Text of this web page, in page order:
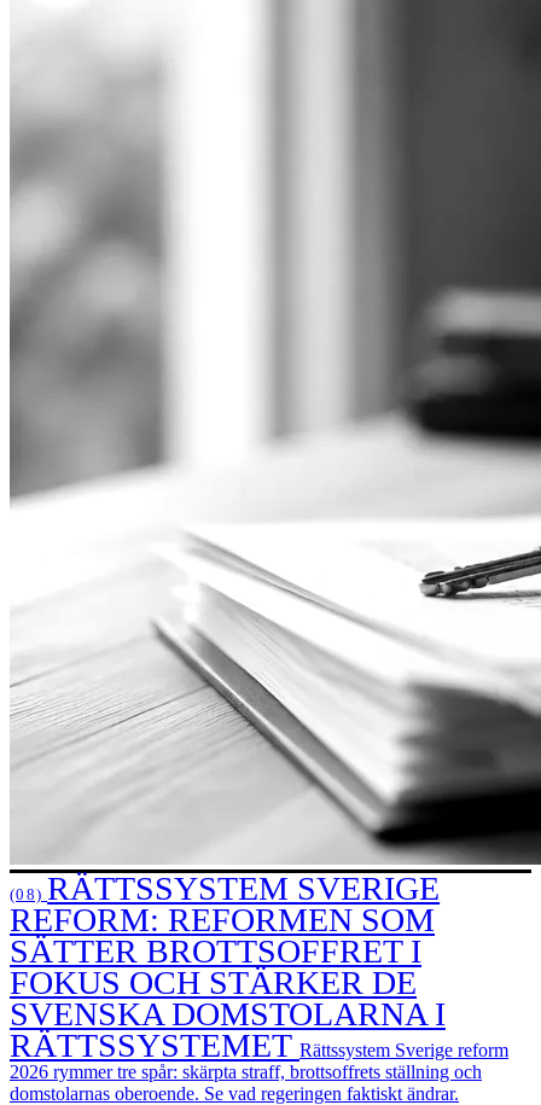
(08) RÄTTSSYSTEM SVERIGE
REFORM: REFORMEN SOM
SÄTTER BROTTSOFFRET I
FOKUS OCH STÄRKER DE
SVENSKA DOMSTOLARNA I
RÄTTSSYSTEMET Rättssystem Sverige reform
2026 rymmer tre spår: skärpta straff, brottsoffrets ställning och
domstolarnas oberoende. Se vad regeringen faktiskt ändrar.